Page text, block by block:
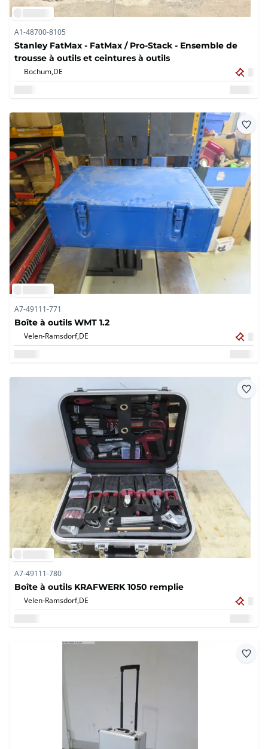
A1-48700-8105
Stanley FatMax - FatMax / Pro-Stack - Ensemble de
trousse à outils et ceintures à outils
Bochum,DE
A7-49111-771
Boîte à outils WMT 1.2
Velen-Ramsdorf,DE
A7-49111-780
Boîte à outils KRAFWERK 1050 remplie
Velen-Ramsdorf,DE